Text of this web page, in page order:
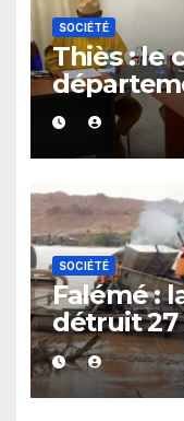
SOCIÉTÉ
Thiès : le
le rappel
SOCIÉTÉ
Falémé :
détruit 27
cadre de